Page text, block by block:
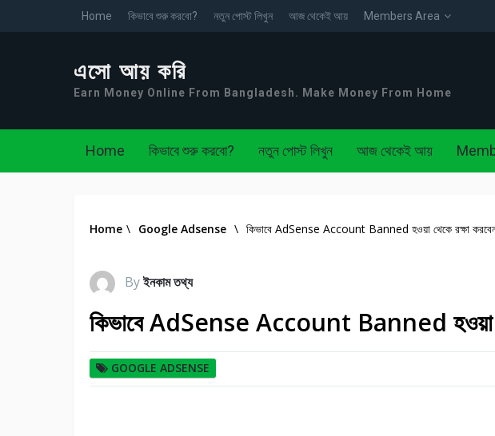
Home কিভাবে শুরু করবো? নতুন পোস্ট লিখুন আজ থেকেই আয় Members Area
এসো আয় করি
Earn Money Online From Bangladesh. Make Money From Home
Home কিভাবে শুরু করবো? নতুন পোস্ট লিখুন আজ থেকেই আয়
Home \ Google Adsense \ কিভাবে AdSense Account Banned হওয়া থেকে রক্ষা
Byইনকাম তথ্য
কিভাবে AdSense Account Banned হওয়া
GOOGLE ADSENSE